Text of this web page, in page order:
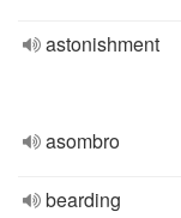
astonishment
asombro
bearding